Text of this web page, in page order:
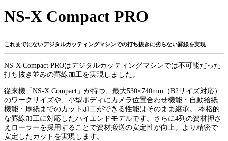
NS-X Compact PRO
これまでにないデジタルカッティングマシンでの打ち抜きに劣らない罫線を実現
NS-X Compact PROはデジタルカッティングマシンでは不可能だった
打ち抜き並みの罫線加工を実現しました。
従来機「NS-X Compact」が持つ、最大530×740mm（B2サイズ対応）
のワークサイズや、小型ボディにカメラ位置合わせ機能・自動給紙
機能・厚紙までのカット加工ができる性能はそのまま継承。 本格的
な罫線加工に対応したハイエンドモデルです。さらに4列の資材押さ
えローラーを採用することで資材搬送の安定性が向上。より精密で
安定したカットを実現します。